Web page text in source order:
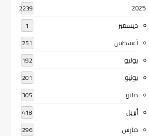
2025
2239
ديسمبر 1
أغسطس 251
يوليو 192
يونيو 201
مايو 305
أبريل 418
مارس 296